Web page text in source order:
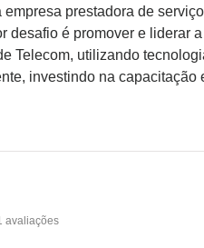
prestadora de
desafio é promover e liderar
Telecom, utilizando
investindo na
avaliações